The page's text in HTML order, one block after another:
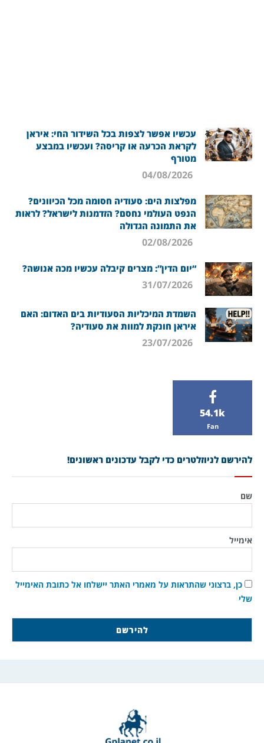
עכשיו אפשר לצפות בכל השידור החי: איראן
לקראת הכרעה או קריסה? ועכשיו במבצע
מטורף
מפלצות הים: סעודיה חסומה מכל הכיוונים?
הנפט העולמי נחסם? הזדמנות לישראל? לראות
את התמונה הגדולה
“יום הדין”: מצרים קיבלה עכשיו מכה אנושה?
השמדת המיכליות הסעודיות בים האדום: האם
איראן חונקת למוות את סעודיה?
54.1k
Fan
להירשם לניוזלטרים כדי לקבל עדכונים ראשונים!
שם
אימייל
כן, ברצוני שהתראות על מאמרי האתר יישלחו אל כתובת האימייל
שלי